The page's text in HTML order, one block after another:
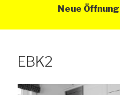
Neue
EBK2